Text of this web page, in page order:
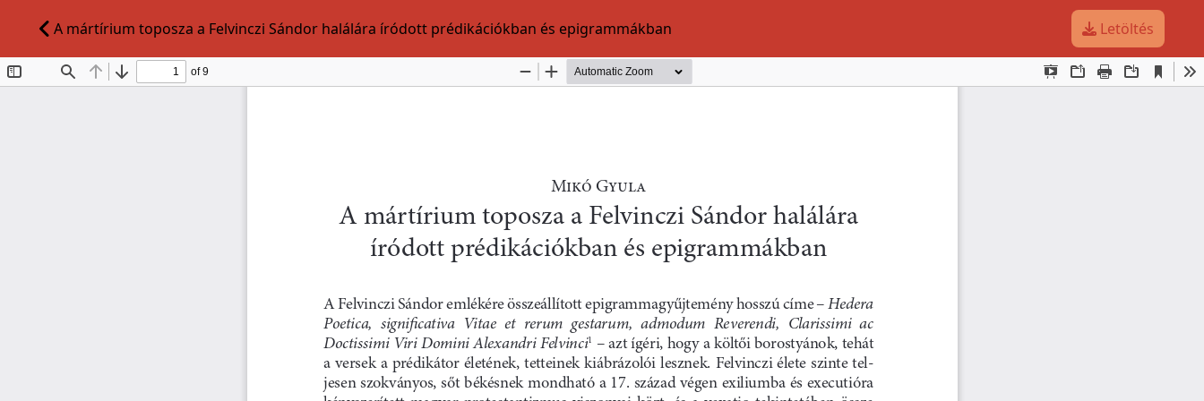
A mártírium toposza a Felvinczi Sándor halálára íródott prédikációkban és epigrammákban Letöltés